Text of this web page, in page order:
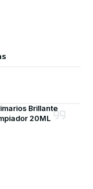
Brillante
20ML